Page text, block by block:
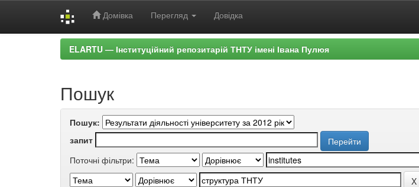
Домівка Перегляд Довідка
ELARTU — Інституційний репозитарій ТНТУ імені Івана Пулюя
Пошук
Пошук:
запит
Поточні фільтри: